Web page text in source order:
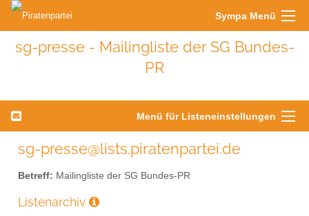
Sympa Menü
sg-presse - Mailingliste der SG Bundes-
PR
Menü für Listeneinstellungen
sg-presse@lists.piratenpartei.de
Betreff: Mailingliste der SG Bundes-PR
Listenarchiv